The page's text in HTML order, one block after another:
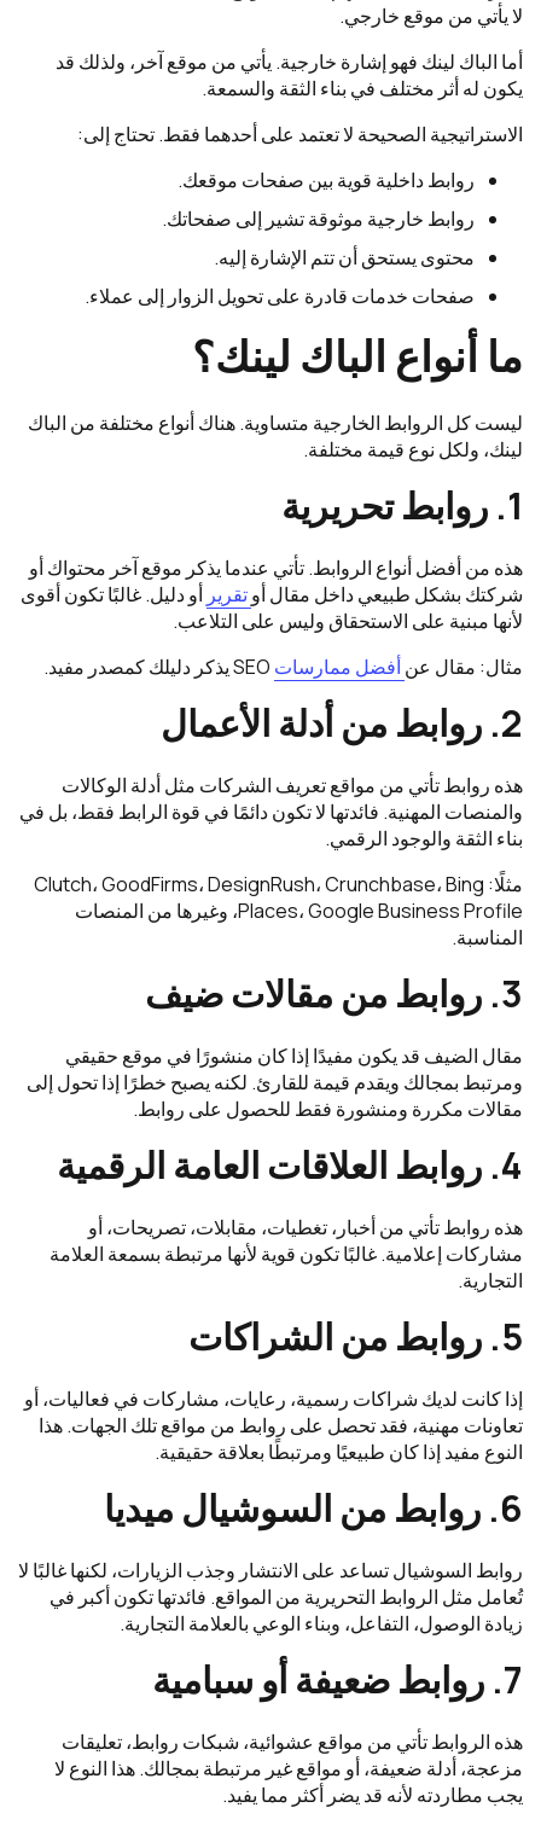
لا يأتي من موقع خارجي.
أما الباك لينك فهو إشارة خارجية. يأتي من موقع آخر، ولذلك قد
يكون له أثر مختلف في بناء الثقة والسمعة.
الاستراتيجية الصحيحة لا تعتمد على أحدهما فقط. تحتاج إلى:
روابط داخلية قوية بين صفحات موقعك.
روابط خارجية موثوقة تشير إلى صفحاتك.
محتوى يستحق أن تتم الإشارة إليه.
صفحات خدمات قادرة على تحويل الزوار إلى عملاء.
ما أنواع الباك لينك؟
ليست كل الروابط الخارجية متساوية. هناك أنواع مختلفة من الباك
لينك، ولكل نوع قيمة مختلفة.
1. روابط تحريرية
هذه من أفضل أنواع الروابط. تأتي عندما يذكر موقع آخر محتواك أو
شركتك بشكل طبيعي داخل مقال أوتقرير أو دليل. غالبًا تكون أقوى
لأنها مبنية على الاستحقاق وليس على التلاعب.
مثال: مقال عنأفضل ممارسات
2. روابط من أدلة الأعمال
هذه روابط تأتي من مواقع تعريف الشركات مثل أدلة الوكالات
والمنصات المهنية. فائدتها لا تكون دائمًا في قوة الرابط فقط، بل في
بناء الثقة والوجود الرقمي.
مثلًا: Clutch، GoodFirms، DesignRush، Crunchbase، Bing
Places، Google Business Profile، وغيرها من المنصات
المناسبة.
3. روابط من مقالات ضيف
مقال الضيف قد يكون مفيدًا إذا كان منشورًا في موقع حقيقي
ومرتبط بمجالك ويقدم قيمة للقارئ. لكنه يصبح خطرًا إذا تحول إلى
مقالات مكررة ومنشورة فقط للحصول على روابط.
4. روابط العلاقات العامة الرقمية
هذه روابط تأتي من أخبار، تغطيات، مقابلات، تصريحات، أو
مشاركات إعلامية. غالبًا تكون قوية لأنها مرتبطة بسمعة العلامة
التجارية.
5. روابط من الشراكات
إذا كانت لديك شراكات رسمية، رعايات، مشاركات في فعاليات، أو
تعاونات مهنية، فقد تحصل على روابط من مواقع تلك الجهات. هذا
النوع مفيد إذا كان طبيعيًا ومرتبطًا بعلاقة حقيقية.
6. روابط من السوشيال ميديا
روابط السوشيال تساعد على الانتشار وجذب الزيارات، لكنها غالبًا لا
تُعامل مثل الروابط التحريرية من المواقع. فائدتها تكون أكبر في
زيادة الوصول، التفاعل، وبناء الوعي بالعلامة التجارية.
7. روابط ضعيفة أو سبامية
هذه الروابط تأتي من مواقع عشوائية، شبكات روابط، تعليقات
مزعجة، أدلة ضعيفة، أو مواقع غير مرتبطة بمجالك. هذا النوع لا
يجب مطاردته لأنه قد يضر أكثر مما يفيد.